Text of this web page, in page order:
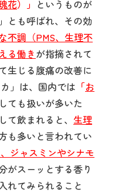
花）」 というものが
とも呼ばれ、その効
不調（PMS、生理不
る働きが指摘されて
生じる腹痛の改善に
」は、国内では 「お
ても扱いが多いた
て飲まれると、 生理
も多いと言われてい
ジャスミンやシナモ
がスーッとする香り
れてみられること